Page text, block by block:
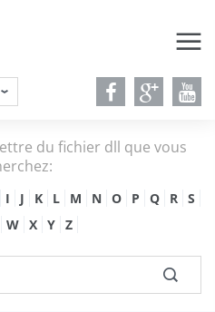
du fichier dll que vous
I J K L M N O P Q R
S
W X Y Z